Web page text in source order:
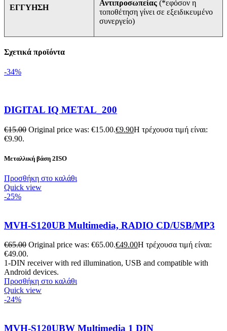
ΕΓΓΥΗΣΗ
Αντιπροσωπείας (*εφόσον η
τοποθέτηση γίνει σε εξειδικευμένο
συνεργείο)
Σχετικά προϊόντα
-34%
DIGITAL IQ METAL_200
€15.00 Original price was: €15.00.€9.90Η τρέχουσα τιμή είναι:
€9.90.
Μεταλλική βάση 2ISO
Προσθήκη στο καλάθι
Quick view
-25%
MVH-S120UB Multimedia, RADIO CD/USB/MP3
€65.00 Original price was: €65.00.€49.00Η τρέχουσα τιμή είναι:
€49.00.
1-DIN receiver with red illumination, USB and compatible with
Android devices.
Προσθήκη στο καλάθι
Quick view
-24%
MVH-S120UBW Multimedia 1 DIN